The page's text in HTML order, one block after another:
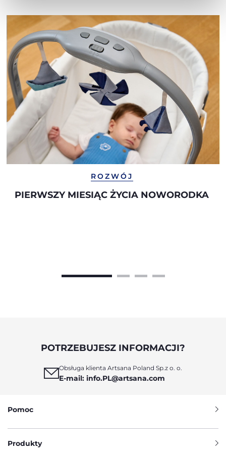
ROZWÓJ
PIERWSZY MIESIĄC ŻYCIA NOWORODKA
POTRZEBUJESZ INFORMACJI?
Obsługa klienta Artsana Poland Sp.z o. o.
E-mail: info.PL@artsana.com
Pomoc
Produkty